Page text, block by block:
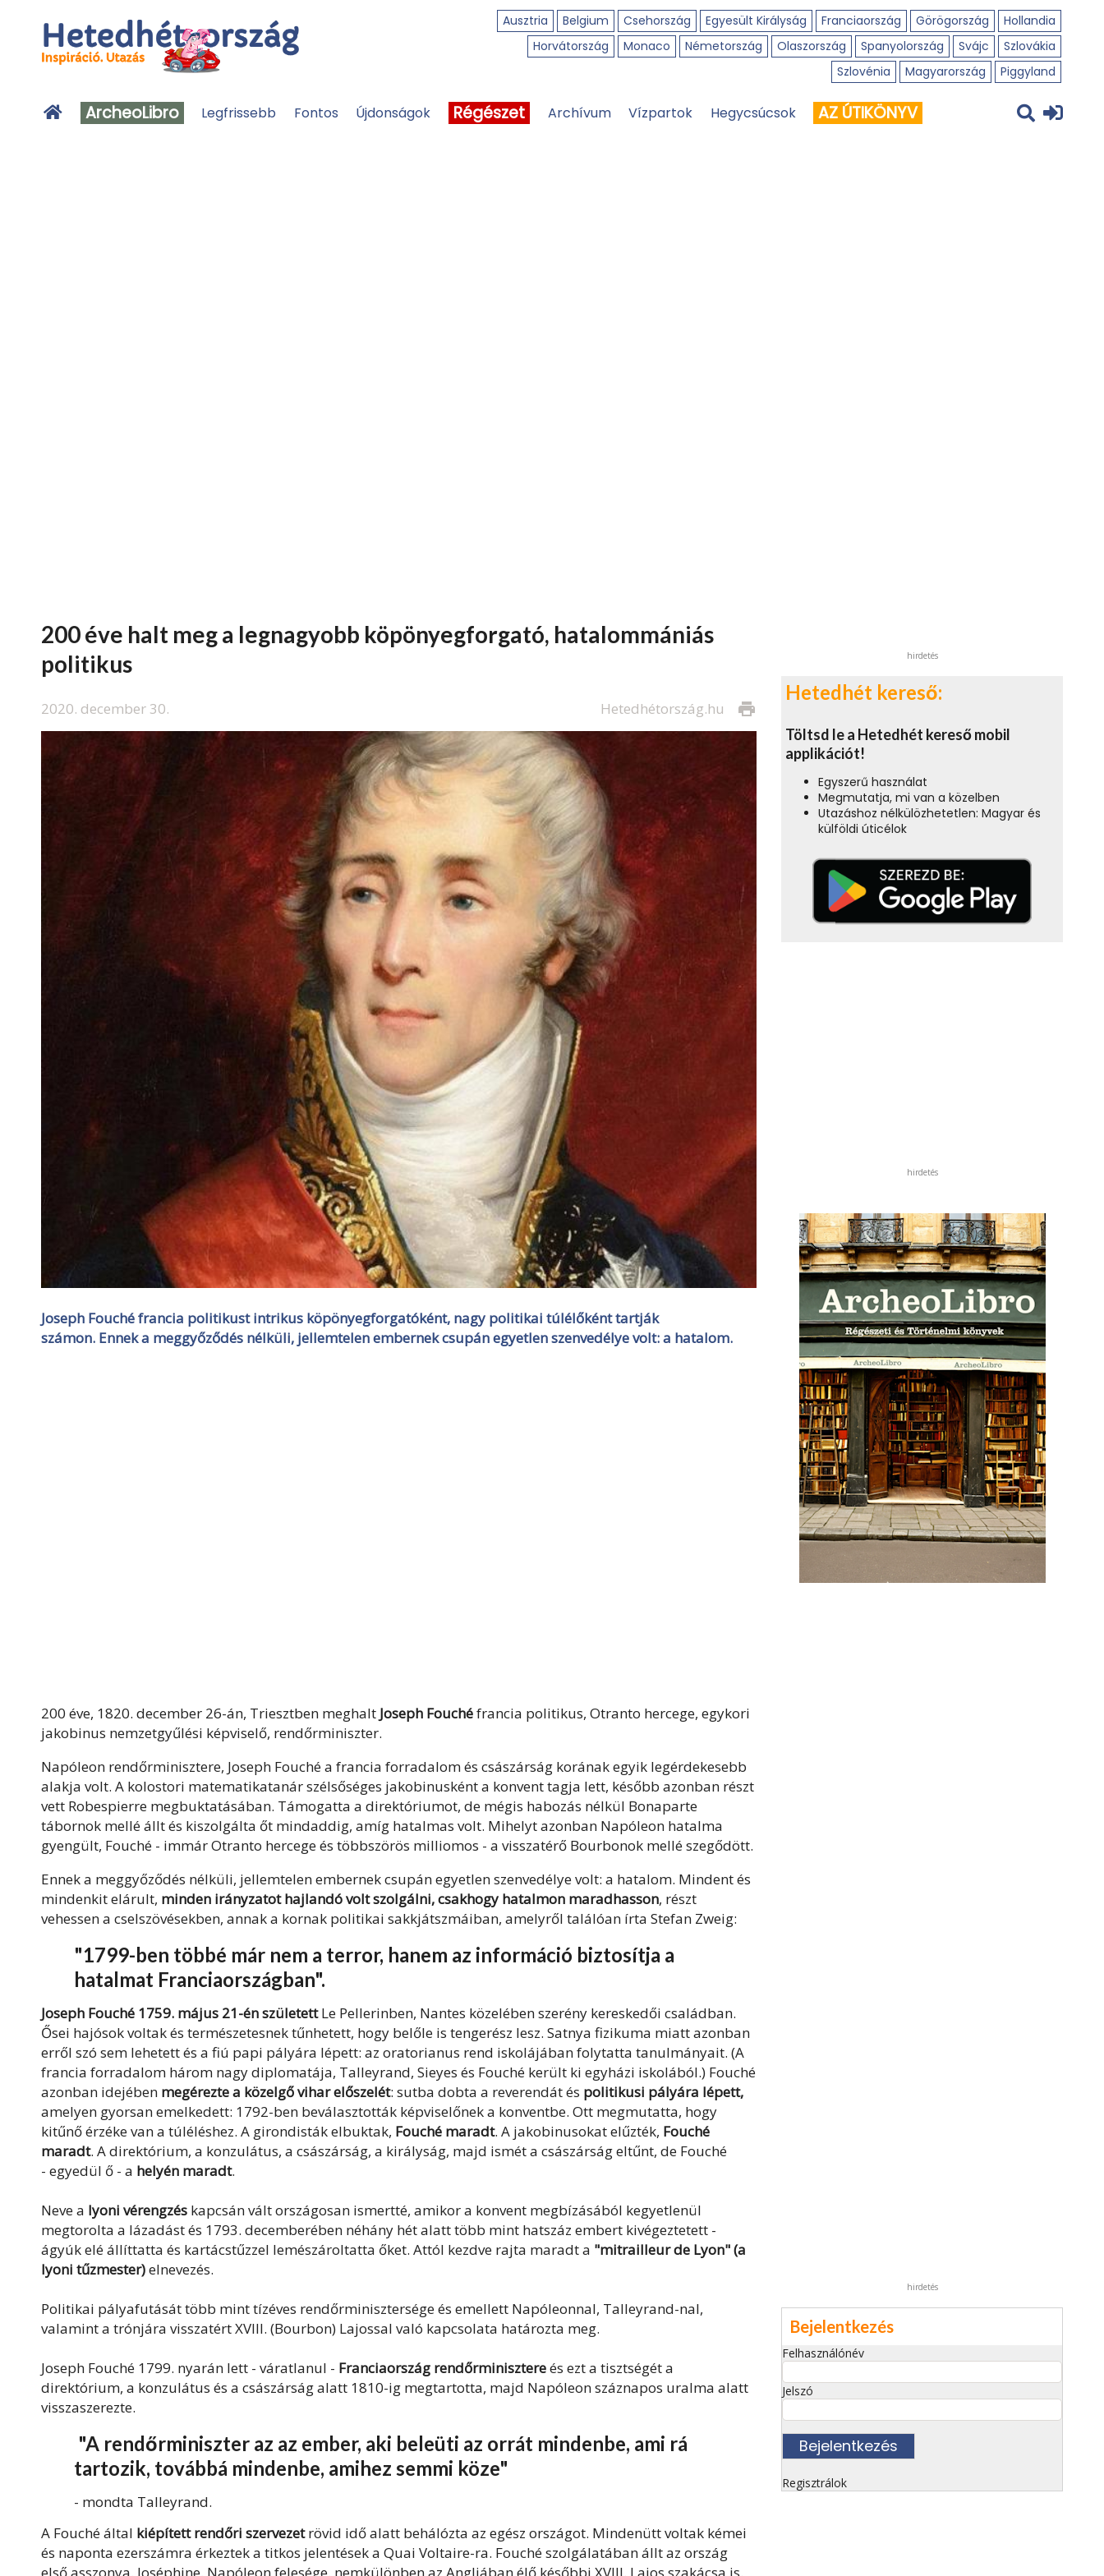
Ausztria Belgium Csehország Egyesült Királyság Franciaország Görögország
Hollandia
Horvátország
Monaco Németország Olaszország Spanyolország Svájc
Szlovákia
Szlovénia
Magyarország Piggyland
ArcheoLibro Legfrissebb Fontos Újdonságok Régészet Archívum Vízpartok Hegycsúcsok AZ ÚTIKÖNYV
200 éve halt meg a legnagyobb köpönyegforgató, hatalommániás
politikus
2020. december 30. print
Hetedhétország.hu
Joseph Fouché francia politikust intrikus köpönyegforgatóként, nagy politikai túlélőként tartják
számon. Ennek a meggyőződés nélküli, jellemtelen embernek csupán egyetlen szenvedélye volt: a hatalom.
200 éve, 1820. december 26-án, Triesztben meghalt Joseph Fouchéfrancia politikus, Otranto hercege, egykori
jakobinus nemzetgyűlési képviselő, rendőrminiszter.
Napóleon rendőrminisztere, Joseph Fouché a francia forradalom és császárság korának egyik legérdekesebb
alakja volt. A kolostori matematikatanár szélsőséges jakobinusként a konvent tagja lett, később azonban részt
vett Robespierre megbuktatásában. Támogatta a direktóriumot, de mégis habozás nélkül Bonaparte
tábornok mellé állt és kiszolgálta őt mindaddig, amíg hatalmas volt. Mihelyt azonban Napóleon hatalma
gyengült, Fouché - immár Otranto hercege és többszörös milliomos - a visszatérő Bourbonok mellé szegődött.
Ennek a meggyőződés nélküli, jellemtelen embernek csupán egyetlen szenvedélye volt: a hatalom. Mindent és
mindenkit elárult, minden irányzatot hajlandó volt szolgálni, csakhogy hatalmon maradhasson, részt
vehessen a cselszövésekben, annak a kornak politikai sakkjátszmáiban, amelyről találóan írta Stefan Zweig:
"1799-ben többé már nem a terror, hanem az információ biztosítja a
hatalmat Franciaországban".
Joseph Fouché 1759. május 21-én születettLe Pellerinben, Nantes közelében szerény kereskedői családban.
Ősei hajósok voltak és természetesnek tűnhetett, hogy belőle is tengerész lesz. Satnya fizikuma miatt azonban
erről szó sem lehetett és a fiú papi pályára lépett: az oratorianus rend iskolájában folytatta tanulmányait. (A
francia forradalom három nagy diplomatája, Talleyrand, Sieyes és Fouché került ki egyházi iskolából.) Fouché
azonban idejében megérezte a közelgő vihar előszelét: sutba dobta a reverendát és politikusi pályára lépett,
amelyen gyorsan emelkedett: 1792-ben beválasztották képviselőnek a konventbe. Ott megmutatta, hogy
kitűnő érzéke van a túléléshez. A girondisták elbuktak, Fouché maradt. A jakobinusokat elűzték, Fouché
maradt. A direktórium, a konzulátus, a császárság, a királyság, majd ismét a császárság eltűnt, de Fouché
- egyedül ő - a helyén maradt.
Neve a lyoni vérengzés kapcsán vált országosan ismertté, amikor a konvent megbízásából kegyetlenül
megtorolta a lázadást és 1793. decemberében néhány hét alatt több mint hatszáz embert kivégeztetett -
ágyúk elé állíttatta és kartácstűzzel lemészároltatta őket. Attól kezdve rajta maradt a "mitrailleur de Lyon" (a
lyoni tűzmester)elnevezés.
Politikai pályafutását több mint tízéves rendőrminisztersége és emellett Napóleonnal, Talleyrand-nal,
valamint a trónjára visszatért XVIII. (Bourbon) Lajossal való kapcsolata határozta meg.
Joseph Fouché 1799. nyarán lett - váratlanul - Franciaország rendőrminisztereés ezt a tisztségét a
direktórium, a konzulátus és a császárság alatt 1810-ig megtartotta, majd Napóleon száznapos uralma alatt
visszaszerezte.
"A rendőrminiszter az az ember, aki beleüti az orrát mindenbe, ami rá
tartozik, továbbá mindenbe, amihez semmi köze"
- mondta Talleyrand.
A Fouché által kiépített rendőri szervezetrövid idő alatt behálózta az egész országot. Mindenütt voltak kémei
és naponta ezerszámra érkeztek a titkos jelentések a Quai Voltaire-ra. Fouché szolgálatában állt az ország
hirdetés
Hetedhét kereső:
Töltsd le a Hetedhét kereső mobil
applikációt!
Egyszerű használat
Megmutatja, mi van a közelben
Utazáshoz nélkülözhetetlen: Magyar és
külföldi úticélok
hirdetés
hirdetés
Bejelentkezés
Felhasználónév
Jelszó
Regisztrálok